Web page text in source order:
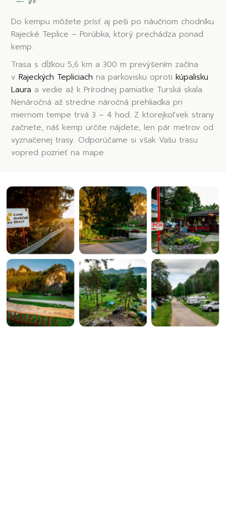
Do kempu môžete prísť aj peši po náučnom chodníku
Rajecké Teplice – Porúbka, ktorý prechádza ponad
kemp.
Trasa s dĺžkou 5,6 km a 300 m prevýšením začína
vRajeckých Tepliciach na parkovisku oprotikúpalisku
Laura a vedie až k Prírodnej pamiatke Turská skala.
Nenáročná až stredne náročná prehliadka pri
miernom tempe trvá 3 – 4 hod. Z ktorejkoľvek strany
začnete, náš kemp určite nájdete, len pár metrov od
vyznačenej trasy. Odporúčame si však Vašu trasu
vopred pozrieť na mape.